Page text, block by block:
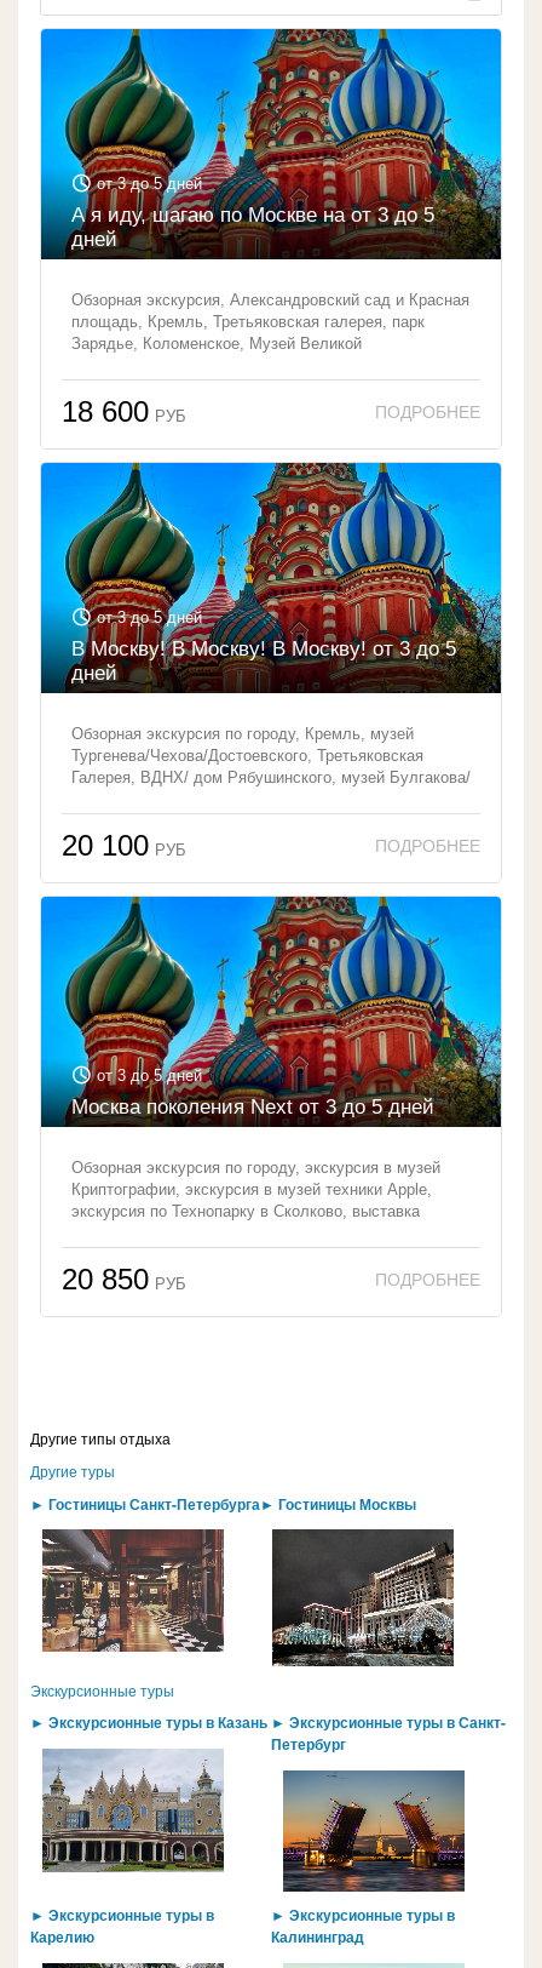
от 3 до 5 дней
А я иду, шагаю по Москве на от 3 до 5
дней
Обзорная экскурсия, Александровский сад и Красная
площадь, Кремль, Третьяковская галерея, парк
Зарядье, Коломенское, Музей Великой
18 600 РУБ
от 3 до 5 дней
В Москву! В Москву! В Москву! от 3 до 5
дней
Обзорная экскурсия по городу, Кремль, музей
Тургенева/Чехова/Достоевского, Третьяковская
Галерея, ВДНХ/ дом Рябушинского, музей Булгакова/
20 100 РУБ
от 3 до 5 дней
Москва поколения Next от 3 до 5 дней
Обзорная экскурсия по городу, экскурсия в музей
Криптографии, экскурсия в музей техники Apple,
экскурсия по Технопарку в Сколково, выставка
20 850 РУБ
Другие типы отдыха
Другие туры
► Гостиницы Санкт-Петербурга► Гостиницы Москвы
Экскурсионные туры
► Экскурсионные туры в Казань ► Экскурсионные туры в Санкт-
Петербург
► Экскурсионные туры в
Карелию
► Экскурсионные туры в
Калининград